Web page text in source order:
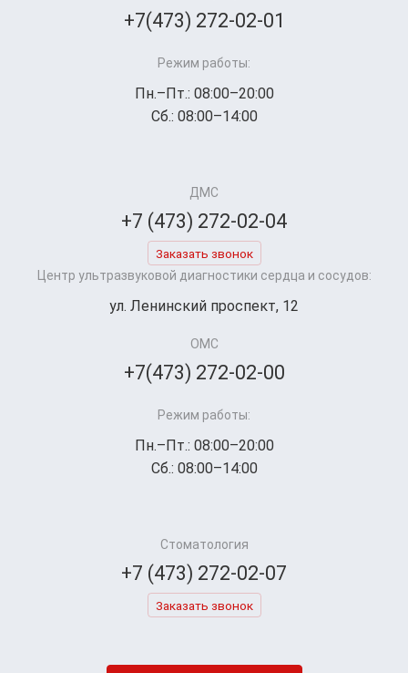
+7(473) 272-02-01
Режим работы:
Пн.–Пт.: 08:00–20:00
Сб.: 08:00–14:00
ДМС
+7 (473) 272-02-04
Заказать звонок
Центр ультразвуковой диагностики сердца и сосудов:
ул. Ленинский проспект, 12
ОМС
+7(473) 272-02-00
Режим работы:
Пн.–Пт.: 08:00–20:00
Сб.: 08:00–14:00
Стоматология
+7 (473) 272-02-07
Заказать звонок